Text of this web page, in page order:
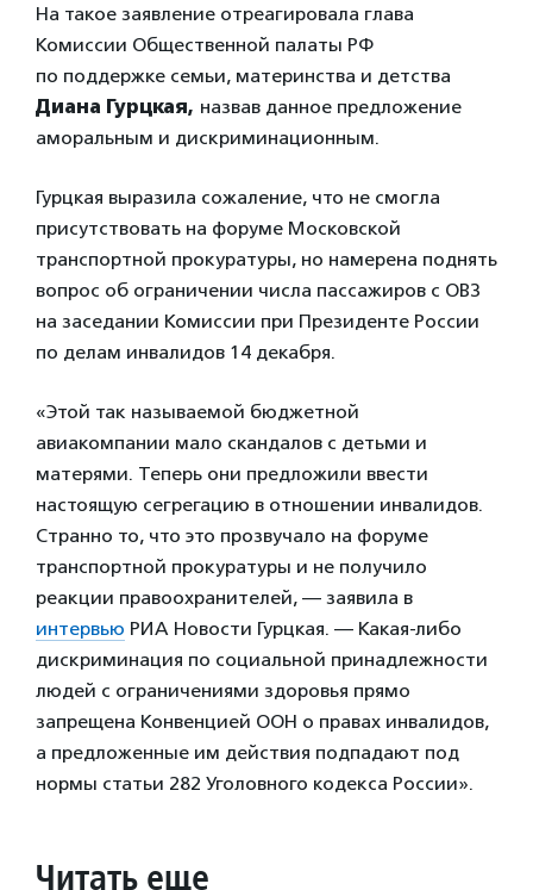
На такое заявление отреагировала глава
Комиссии Общественной палаты РФ
по поддержке семьи, материнства и детства
Диана Гурцкая, назвав данное предложение
аморальным и дискриминационным.
Гурцкая выразила сожаление, что не смогла
присутствовать на форуме Московской
транспортной прокуратуры, но намерена поднять
вопрос об ограничении числа пассажиров с ОВЗ
на заседании Комиссии при Президенте России
по делам инвалидов 14 декабря.
«Этой так называемой бюджетной
авиакомпании мало скандалов с детьми и
матерями. Теперь они предложили ввести
настоящую сегрегацию в отношении инвалидов.
Странно то, что это прозвучало на форуме
транспортной прокуратуры и не получило
реакции правоохранителей, — заявила в
интервью РИА Новости Гурцкая. — Какая-либо
дискриминация по социальной принадлежности
людей с ограничениями здоровья прямо
запрещена Конвенцией ООН о правах инвалидов,
а предложенные им действия подпадают под
нормы статьи 282 Уголовного кодекса России».
Читать еще